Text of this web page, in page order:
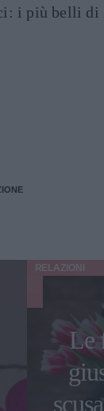
i più belli di
RELAZIONI
Le